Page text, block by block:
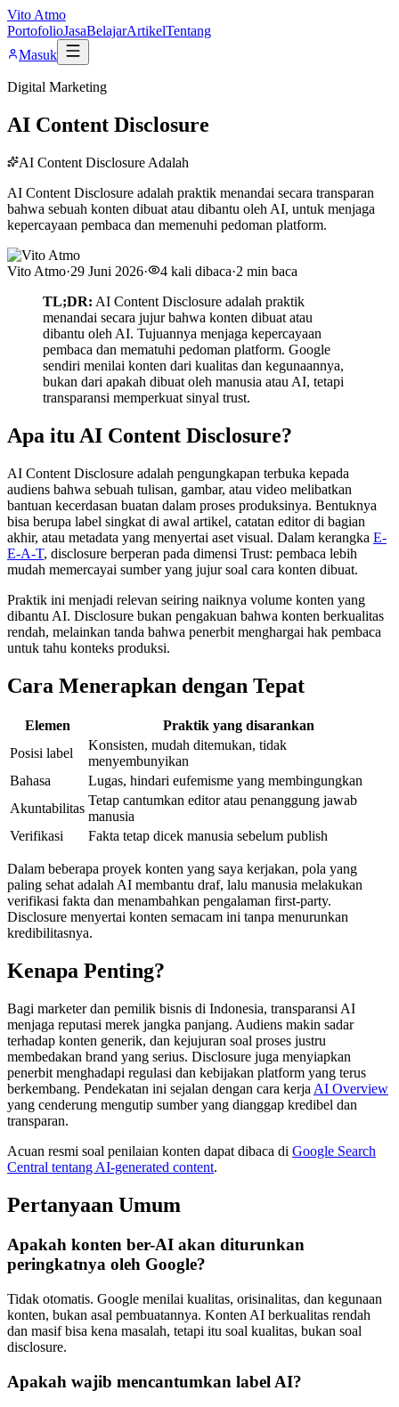
Vito Atmo
PortofolioJasaBelajarArtikelTentang
Masuk
Digital Marketing
AI Content Disclosure
AI Content Disclosure Adalah
AI Content Disclosure adalah praktik menandai secara transparan
bahwa sebuah konten dibuat atau dibantu oleh AI, untuk menjaga
kepercayaan pembaca dan memenuhi pedoman platform.
Vito Atmo·29 Juni 2026· 4 kali dibaca·2 min baca
TL;DR: AI Content Disclosure adalah praktik
menandai secara jujur bahwa konten dibuat atau
dibantu oleh AI. Tujuannya menjaga kepercayaan
pembaca dan mematuhi pedoman platform. Google
sendiri menilai konten dari kualitas dan kegunaannya,
bukan dari apakah dibuat oleh manusia atau AI, tetapi
transparansi memperkuat sinyal trust.
Apa itu AI Content Disclosure?
AI Content Disclosure adalah pengungkapan terbuka kepada
audiens bahwa sebuah tulisan, gambar, atau video melibatkan
bantuan kecerdasan buatan dalam proses produksinya. Bentuknya
bisa berupa label singkat di awal artikel, catatan editor di bagian
akhir, atau metadata yang menyertai aset visual. Dalam kerangka E-
E-A-T, disclosure berperan pada dimensi Trust: pembaca lebih
mudah memercayai sumber yang jujur soal cara konten dibuat.
Praktik ini menjadi relevan seiring naiknya volume konten yang
dibantu AI. Disclosure bukan pengakuan bahwa konten berkualitas
rendah, melainkan tanda bahwa penerbit menghargai hak pembaca
untuk tahu konteks produksi.
Cara Menerapkan dengan Tepat
Elemen
Praktik yang disarankan
Posisi label
Konsisten, mudah ditemukan, tidak
menyembunyikan
Bahasa
Lugas, hindari eufemisme yang membingungkan
Akuntabilitas
Tetap cantumkan editor atau penanggung jawab
manusia
Verifikasi
Fakta tetap dicek manusia sebelum publish
Dalam beberapa proyek konten yang saya kerjakan, pola yang
paling sehat adalah AI membantu draf, lalu manusia melakukan
verifikasi fakta dan menambahkan pengalaman first-party.
Disclosure menyertai konten semacam ini tanpa menurunkan
kredibilitasnya.
Kenapa Penting?
Bagi marketer dan pemilik bisnis di Indonesia, transparansi AI
menjaga reputasi merek jangka panjang. Audiens makin sadar
terhadap konten generik, dan kejujuran soal proses justru
membedakan brand yang serius. Disclosure juga menyiapkan
penerbit menghadapi regulasi dan kebijakan platform yang terus
berkembang. Pendekatan ini sejalan dengan cara kerja AI Overview
yang cenderung mengutip sumber yang dianggap kredibel dan
transparan.
Acuan resmi soal penilaian konten dapat dibaca di Google Search
Central tentang AI-generated content.
Pertanyaan Umum
Apakah konten ber-AI akan diturunkan
peringkatnya oleh Google?
Tidak otomatis. Google menilai kualitas, orisinalitas, dan kegunaan
konten, bukan asal pembuatannya. Konten AI berkualitas rendah
dan masif bisa kena masalah, tetapi itu soal kualitas, bukan soal
disclosure.
Apakah wajib mencantumkan label AI?